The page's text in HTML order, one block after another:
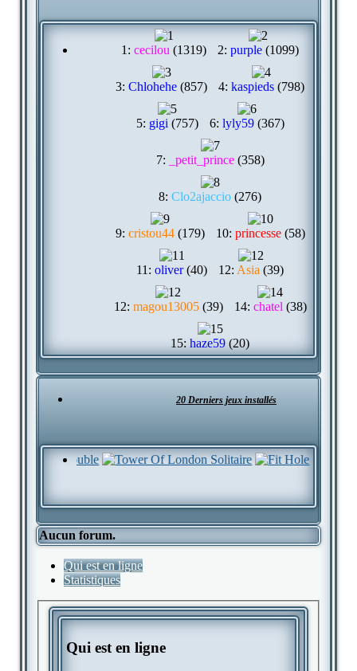
1:cecilou (1319) 2:purple (1099)
3:Chlohehe (857) 4:kaspieds (798)
5: gigi (757) 6: lyly59(367)
7: _petit_prince(358)
8:Clo2ajaccio (276)
9: cristou44(179) 10: princesse(58)
11:oliver(40) 12: Asia (39)
12: magou13005(39) 14: chatel (38)
15:haze59 (20)
20 Derniers jeux installés
Aucun forum.
Qui est en ligne
Statistiques
Qui est en ligne